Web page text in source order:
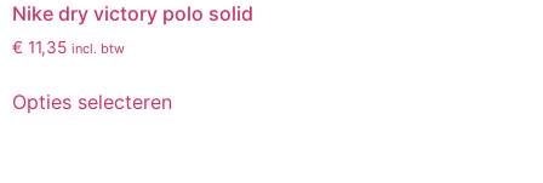
Nike dry victory polo solid
€ 11,35 incl. btw
Opties selecteren